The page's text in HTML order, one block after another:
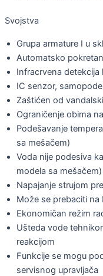
Svojstva
Grupa armature I u
Automatsko
Infracrvena detekcija
IC senzor,
Zaštićen od
Ograničenje obima
Podešavanje
sa mešačem)
Voda nije podesiva
modela sa mešačem)
Napajanje strujom
Može se prebaciti na
Ekonomičan režim
Ušteda vode
reakcijom
Funkcije se mogu
servisnog upravljača